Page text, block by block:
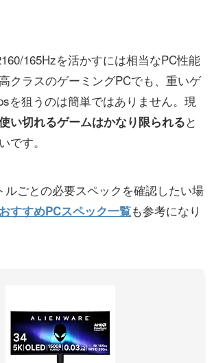
165Hzを活かすには相当なPC性能
クラスのゲーミングPCでも、重いゲ
を狙うのは簡単ではありません。現
い切れるゲームはかなり限られると
です。
ルごとの必要スペックを確認したい場
すすめPCスペック一覧も参考になり